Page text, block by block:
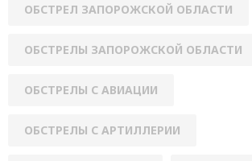
ОБСТРЕЛ ЗАПОРОЖСКОЙ ОБЛАСТИ
ОБСТРЕЛЫ ЗАПОРОЖСКОЙ ОБЛАСТИ
ОБСТРЕЛЫ С АВИАЦИИ
ОБСТРЕЛЫ С АРТИЛЛЕРИИ